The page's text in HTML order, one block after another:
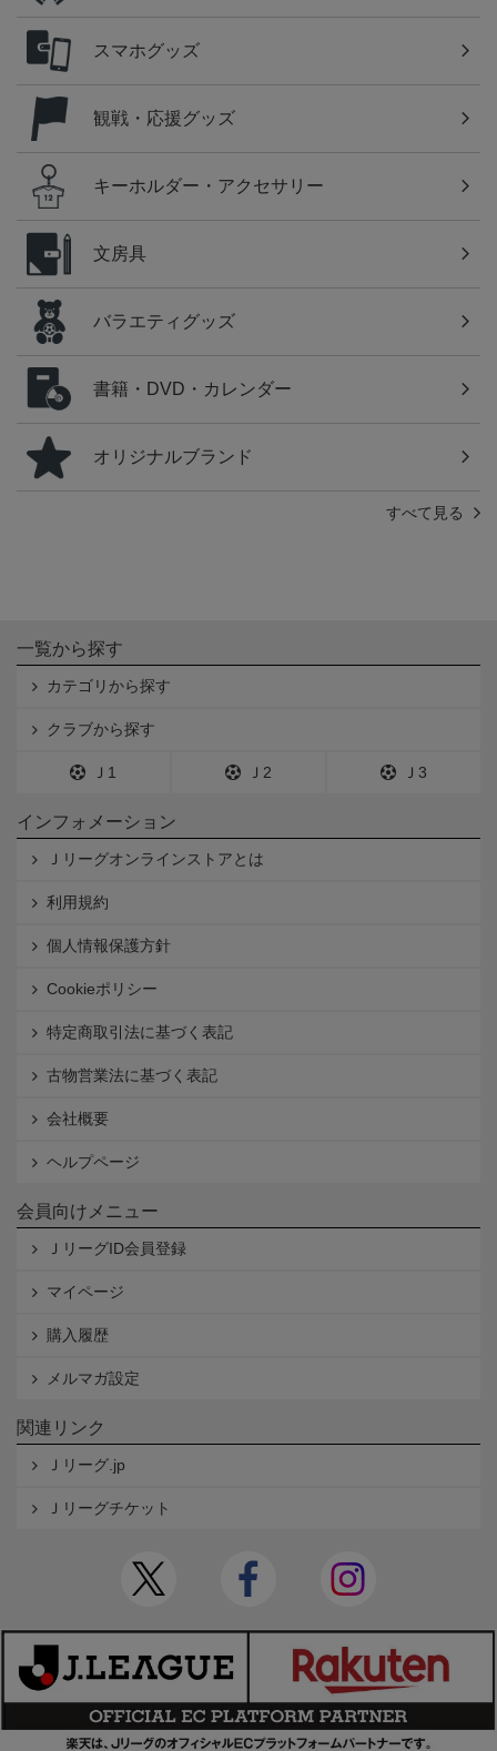
スマホグッズ
観戦・応援グッズ
キーホルダー・アクセサリー
文房具
バラエティグッズ
書籍・DVD・カレンダー
オリジナルブランド
すべて見る
一覧から探す
カテゴリから探す
クラブから探す
Ｊ1 Ｊ2 Ｊ3
インフォメーション
Ｊリーグオンラインストアとは
利用規約
個人情報保護方針
Cookieポリシー
特定商取引法に基づく表記
古物営業法に基づく表記
会社概要
ヘルプページ
会員向けメニュー
ＪリーグID会員登録
マイページ
購入履歴
メルマガ設定
関連リンク
Ｊリーグ.jp
Ｊリーグチケット